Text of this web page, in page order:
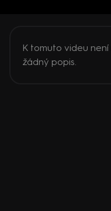
K tomuto videu
žádný popis.